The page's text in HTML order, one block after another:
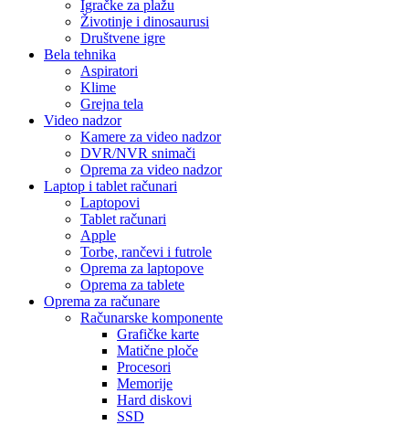
Igračke za plažu
Životinje i dinosaurusi
Društvene igre
Bela tehnika
Aspiratori
Klime
Grejna tela
Video nadzor
Kamere za video nadzor
DVR/NVR snimači
Oprema za video nadzor
Laptop i tablet računari
Laptopovi
Tablet računari
Apple
Torbe, rančevi i futrole
Oprema za laptopove
Oprema za tablete
Oprema za računare
Računarske komponente
Grafičke karte
Matične ploče
Procesori
Memorije
Hard diskovi
SSD